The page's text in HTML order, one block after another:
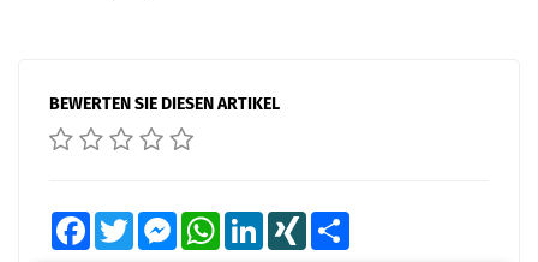
BEWERTEN SIE DIESEN ARTIKEL
FacebookTwitter MessengerWhatsAppLinkedInXING